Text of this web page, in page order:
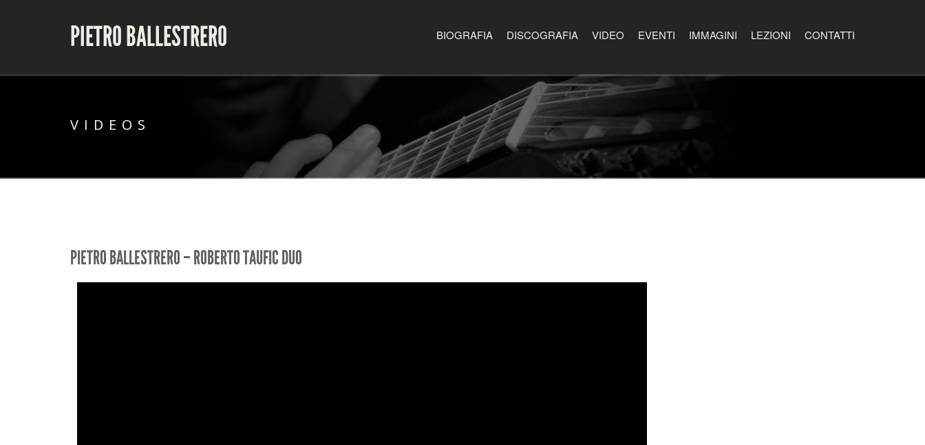
PIETRO BALLESTRERO BIOGRAFIA DISCOGRAFIA VIDEO EVENTI IMMAGINI LEZIONI CONTATTI
VIDEOS
PIETRO BALLESTRERO – ROBERTO TAUFIC DUO